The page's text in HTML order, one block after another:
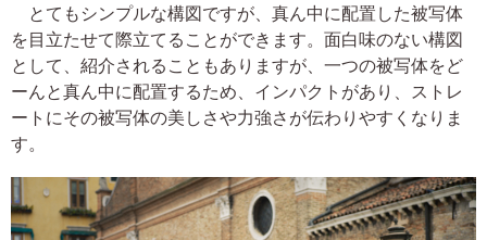
とてもシンプルな構図ですが、真ん中に配置した被写体
を目立たせて際立てることができます。面白味のない構図
として、紹介されることもありますが、一つの被写体をど
ーんと真ん中に配置するため、インパクトがあり、ストレ
ートにその被写体の美しさや力強さが伝わりやすくなりま
す。